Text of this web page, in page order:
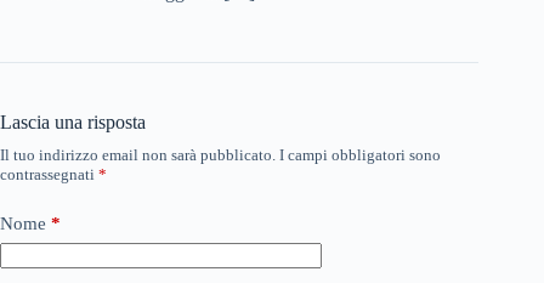
Lascia una risposta
Il tuo indirizzo email non sarà pubblicato. I campi obbligatori sono
contrassegnati *
Nome *